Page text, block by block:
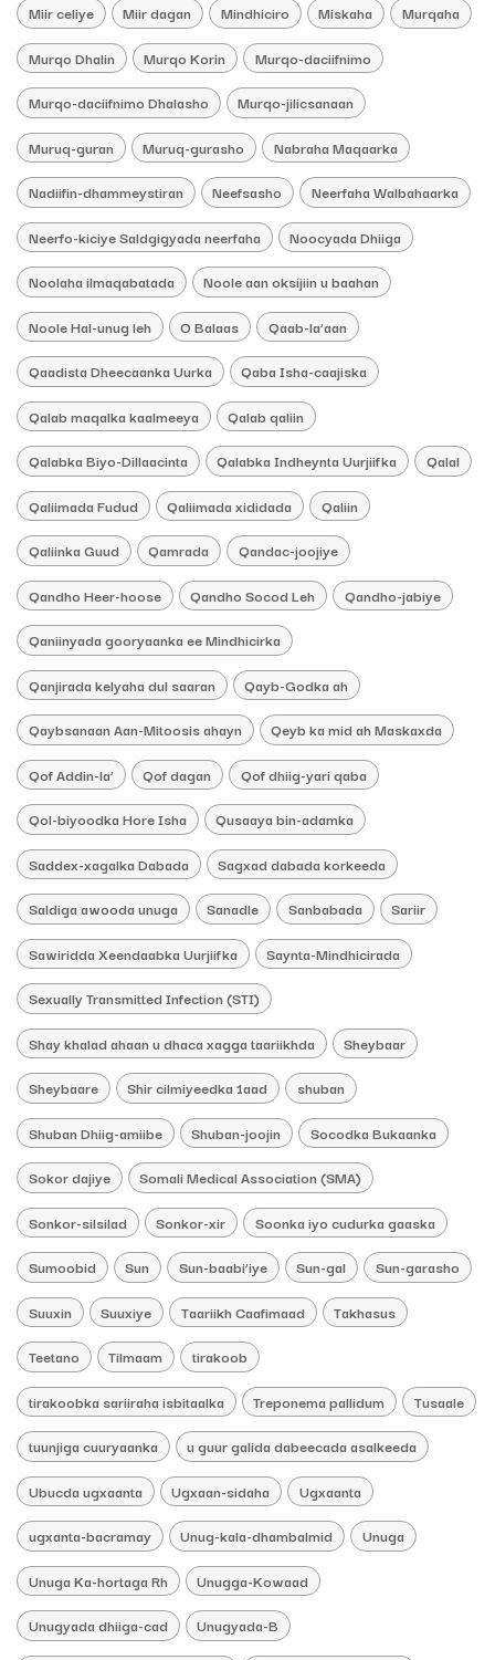
Miir celiye Miir dagan Mindhiciro Miskaha Murqaha
Murqo Dhalin Murqo Korin Murqo-daciifnimo
Murqo-daciifnimo Dhalasho Murqo-jilicsanaan
Muruq-guran Muruq-gurasho Nabraha Maqaarka
Nadiifin-dhammeystiran Neefsasho Neerfaha Walbahaarka
Neerfo-kiciye Saldgigyada neerfaha Noocyada Dhiiga
Noolaha ilmaqabatada Noole aan oksijiin u baahan
Noole Hal-unug leh O Balaas Qaab-la’aan
Qaadista Dheecaanka Uurka Qaba Isha-caajiska
Qalab maqalka kaalmeeya Qalab qaliin
Qalabka Biyo-Dillaacinta Qalabka Indheynta Uurjiifka Qalal
Qaliimada Fudud Qaliimada xididada Qaliin
Qaliinka Guud Qamrada Qandac-joojiye
Qandho Heer-hoose Qandho Socod Leh Qandho-jabiye
Qaniinyada gooryaanka ee Mindhicirka
Qanjirada kelyaha dul saaran Qayb-Godka ah
Qaybsanaan Aan-Mitoosis ahayn Qeyb ka mid ah Maskaxda
Qof Addin-la’ Qof dagan Qof dhiig-yari qaba
Qol-biyoodka Hore Isha Qusaaya bin-adamka
Saddex-xagalka Dabada Sagxad dabada korkeeda
Saldiga awooda unuga Sanadle Sanbabada Sariir
Sawiridda Xeendaabka Uurjiifka Saynta-Mindhicirada
Sexually Transmitted Infection (STI)
Shay khalad ahaan u dhaca xagga taariikhda Sheybaar
Sheybaare Shir cilmiyeedka 1aad shuban
Shuban Dhiig-amiibe Shuban-joojin Socodka Bukaanka
Sokor dajiye Somali Medical Association (SMA)
Sonkor-silsilad Sonkor-xir Soonka iyo cudurka gaaska
Sumoobid Sun Sun-baabi’iye Sun-gal Sun-garasho
Suuxin Suuxiye Taariikh Caafimaad Takhasus
Teetano Tilmaam tirakoob
tirakoobka sariiraha isbitaalka Treponema pallidum Tusaale
tuunjiga cuuryaanka u guur galida dabeecada asalkeeda
Ubucda ugxaanta Ugxaan-sidaha Ugxaanta
ugxanta-bacramay Unug-kala-dhambalmid Unuga
Unuga Ka-hortaga Rh Unugga-Kowaad
Unugyada dhiiga-cad Unugyada-B